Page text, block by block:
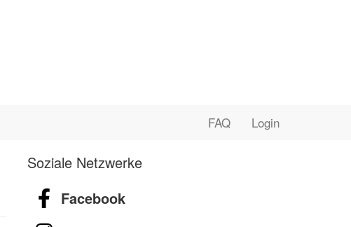
FAQ Login
Soziale Netzwerke
Facebook